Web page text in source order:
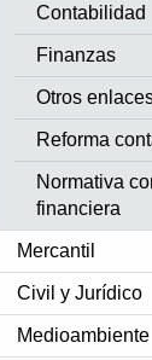
Contabilidad
Finanzas
Otros
Reforma
Normativa
financiera
Mercantil
Civil y Jurídico
Medioambiente